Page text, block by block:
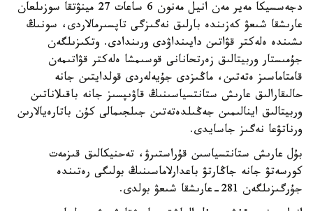
دجەسسيكا مەير مەن انيل مەنون 6 ساعات 27 مينۋتقا سوزىلعان
عارىشقا شىعۋ كەزىندە بارلىق نەگىزگى تاپسىرمالاردى، سونىڭ
ىشىندە ەلەكتر قۋاتىن دايىنداۋدى ورىندادى. وتكىزىلگەن
جۇمىستار وربيتالىق زەرتحانانى قوسىمشا ەلەكتر قۋاتىمەن
قامتاماسىز ەتەتىن، ماڭىزدى جۇيەلەردى قولدايتىن جانە
حالىقارالىق عارىش ستانتسياسىنىڭ قاۋىپسىز جانە باقىلاناتىن
وربيتالىق اينالىمىن جەڭىلدەتەتىن جىلجىمالى كۇن باتارەيالارىن
ورناتۋعا نەگىز جاسايدى.
بۇل عارىش ستانتسياسىن قۇراستىرۋ، تەحنيكالىق قىزمەت
كورسەتۋ جانە جاڭارتۋ باعدارلاماسىنىڭ بولىگى رەتىندە
جۇرگىزىلگەن 281-عارىشقا شىعۋ بولدى.